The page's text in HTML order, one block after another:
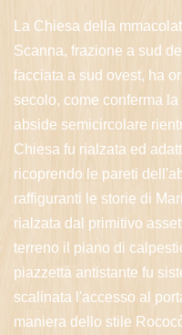
La Chiesa della
Scanna, frazione a sud
facciata a sud ovest, ha
secolo, come conferma
abside semicircolare
Chiesa fu rialzata ed
ricoprendo le pareti
raffiguranti le storie di
rialzata dal primitivo
terreno il piano di
piazzetta antistante fu
scalinata l'accesso al
maniera dello stile